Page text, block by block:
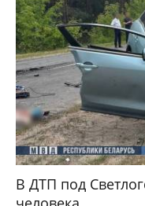
В ДТП под